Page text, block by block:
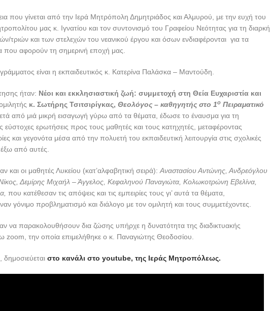
που γίνεται από την Ιερά Μητρόπολη Δημητριάδος και Αλμυρού, με την ευχή του
μας κ. Ιγνατίου και τον συντονισμό του Γραφείου Νεότητας για τη διαρκή
τριών και των στελεχών του νεανικού έργου και όσων ενδιαφέρονται για τα
που αφορούν τη σημερινή εποχή μας.
είναι η εκπαιδευτικός κ. Κατερίνα Παλάσκα – Μαντούδη.
ήταν: Νέοι και εκκλησιαστική ζωή: συμμετοχή στη Θεία Ευχαριστία και
κ. Σωτήρης Τσιτσιρίγκας, Θεολόγος – καθηγητής στο 1οΠειραματικό
από μιά μικρή εισαγωγή γύρω από τα θέματα, έδωσε το έναυσμα για τη
εύστοχες ερωτήσεις προς τους μαθητές και τους κατηχητές, μεταφέροντας
και γεγονότα μέσα από την πολυετή του εκπαιδευτική λειτουργία στις σχολικές
από αυτές.
και οι μαθητές Λυκείου (κατ’αλφαβητική σειρά): Αναστασίου Αντώνης, Ανδρεόγλου
Δεμίρης Μιχαήλ – Άγγελος, Κεφαληνού Παναγιώτα, Κολωκοτρώνη Εβελίνα,
που κατέθεσαν τις απόψεις και τις εμπειρίες τους γι’ αυτά τα θέματα,
γόνιμο προβληματισμό και διάλογο με τον ομιλητή και τους συμμετέχοντες.
να παρακολουθήσουν δια ζώσης υπήρχε η δυνατότητα της διαδικτυακής
zoom, την οποία επιμελήθηκε ο κ. Παναγιώτης Θεοδοσίου.
στο κανάλι στο youtube, της Ιεράς Μητροπόλεως.